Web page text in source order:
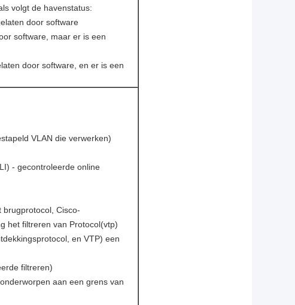
volgt de havenstatus:
door software
software, maar er is een
door software, en er is een
VLAN die verwerken)
- gecontroleerde online
brugprotocol, Cisco-
het filtreren van Protocol(vtp)
en VTP) een
filtreren)
aan een grens van